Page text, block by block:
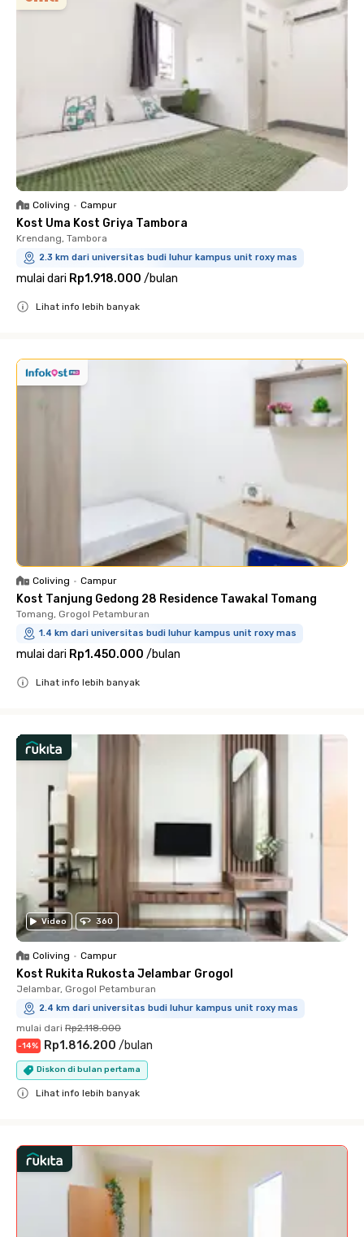
Coliving • Campur
Kost Uma Kost Griya Tambora
Krendang, Tambora
2.3 km dari universitas budi luhur kampus unit roxy mas
mulai dari Rp1.918.000 /bulan
Lihat info lebih banyak
Coliving • Campur
Kost Tanjung Gedong 28 Residence Tawakal Tomang
Tomang, Grogol Petamburan
1.4 km dari universitas budi luhur kampus unit roxy mas
mulai dari Rp1.450.000 /bulan
Lihat info lebih banyak
Video 360
Coliving • Campur
Kost Rukita Rukosta Jelambar Grogol
Jelambar, Grogol Petamburan
2.4 km dari universitas budi luhur kampus unit roxy mas
mulai dari Rp2.118.000
-14% Rp1.816.200 /bulan
Diskon di bulan pertama
Lihat info lebih banyak